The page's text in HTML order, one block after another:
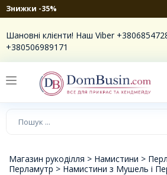
Знижки -35%
Шановні клієнти! Наш Viber
+380506989171
Магазин рукоділля > Намистини >
Перламутр > Намистини з Мушель і